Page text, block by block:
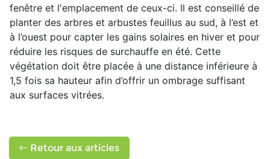
fenêtre et l'emplacement de ceux-ci. Il est conseillé de
planter des arbres et arbustes feuillus au sud, à l’est et
à l’ouest pour capter les gains solaires en hiver et pour
réduire les risques de surchauffe en été. Cette
végétation doit être placée à une distance inférieure à
1,5 fois sa hauteur afin d’offrir un ombrage suffisant
aux surfaces vitrées.
Retour aux articles